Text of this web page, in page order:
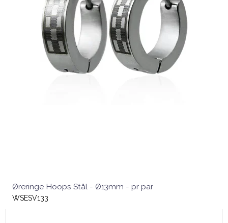
Øreringe Hoops Stål - Ø13mm - pr par
WSESV133